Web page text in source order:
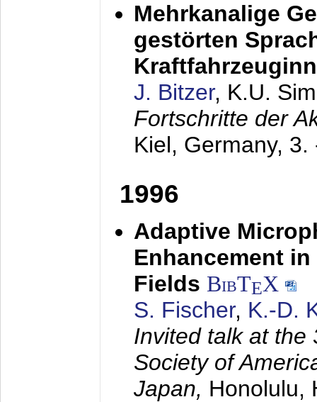
Mehrkanalige
gestörten
J. Bitzer, K.U.
Fortschritte der
Kiel, Germany, 3.
1996
Adaptive
Enhancement
Fields BibTEX
S. Fischer, K.-D.
Invited talk at the
Society of
Japan, Honolulu,